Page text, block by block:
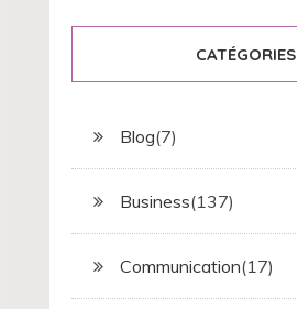
CATÉGORIES
Blog(7)
Business(137)
Communication(17)